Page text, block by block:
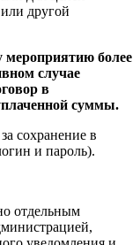
другой
мероприятию более
случае
в
суммы.
сохранение в
и пароль).
отдельным